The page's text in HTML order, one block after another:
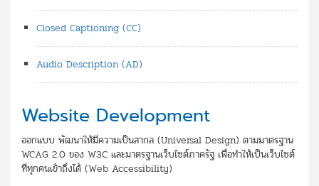
Closed Captioning (CC)
Audio Description (AD)
Website Development
ออกแบบ พัฒนาให้มีความเป็นสากล (Universal Design) ตามมาตรฐาน
WCAG 2.0 ของ W3C และมาตรฐานเว็บไซต์ภาครัฐ เพื่อทำให้เป็นเว็บไซต์
ที่ทุกคนเข้าถึงได้ (Web Accessibility)